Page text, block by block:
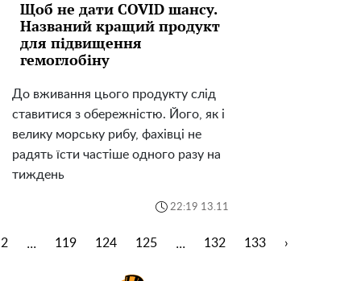
Щоб не дати COVID шансу.
Названий кращий продукт
для підвищення
гемоглобіну
До вживання цього продукту слід
ставитися з обережністю. Його, як і
велику морську рибу, фахівці не
радять їсти частіше одного разу на
тиждень
22:19 13.11
2 ... 119 124 125 ... 132 133 ›